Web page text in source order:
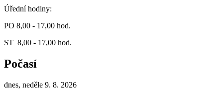
Úřední hodiny:
PO 8,00 - 17,00 hod.
ST 8,00 - 17,00 hod.
Počasí
dnes, neděle 9. 8. 2026